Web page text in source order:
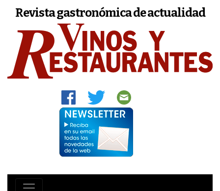
Revista gastronómica de actualidad